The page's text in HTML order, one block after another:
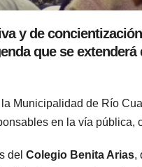
y de
que se
la Municipalidad de Río
en la vía pública,
del Colegio Benita Arias,